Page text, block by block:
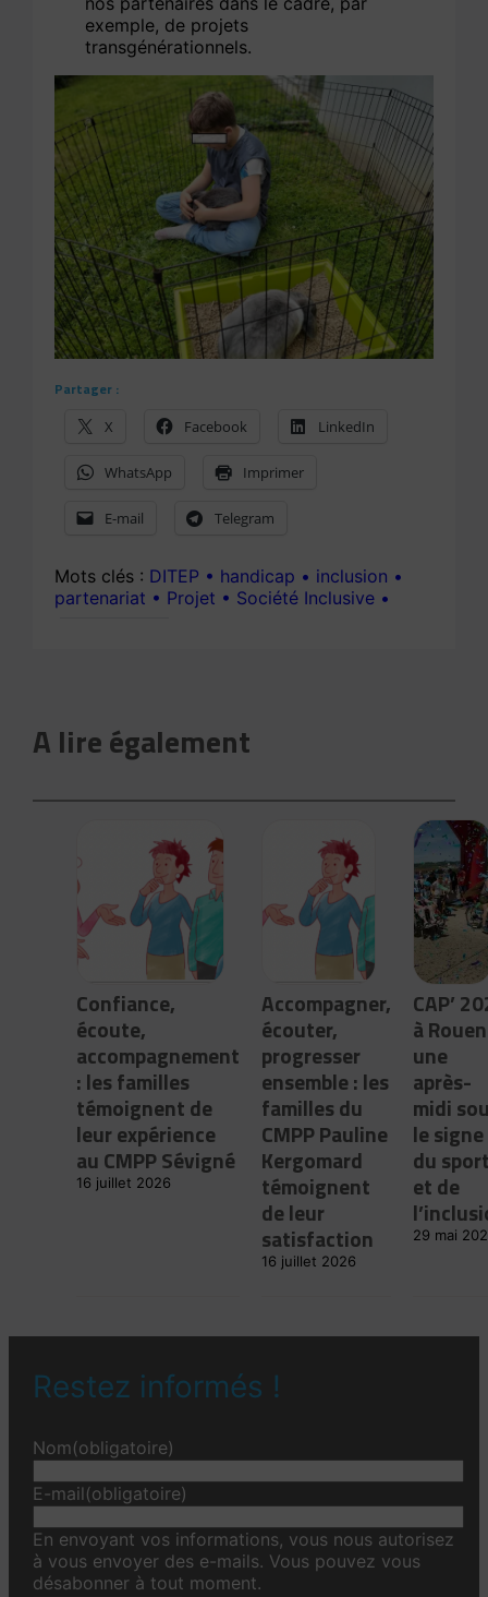
exemple, de projets
transgénérationnels.
Partager :
X Facebook LinkedIn
WhatsApp Imprimer
E-mail Telegram
DITEP handicap
inclusion
partenariat
Projet Société Inclusive
A lire également
Confiance,
écoute,
accompagnement
: les familles
témoignent de
leur expérience
au CMPP Sévigné
16 juillet 2026
Accompagner,
écouter,
progresser
ensemble : les
familles du
CMPP Pauline
Kergomard
témoignent
de leur
satisfaction
16 juillet 2026
CAP’
à
une
après-
midi
le signe
du
et de
29 mai
Restez informés !
Nom(obligatoire)
E-mail(obligatoire)
En envoyant vos informations, vous nous autorisez
à vous envoyer des e-mails. Vous pouvez vous
désabonner à tout moment.